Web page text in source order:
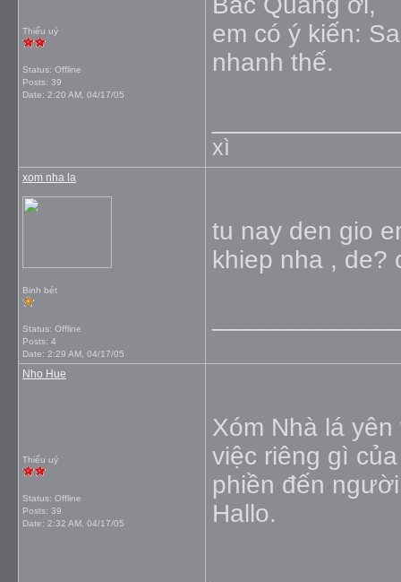
Thiếu uý
Status: Offline
Posts: 39
Date: 2:20 AM, 04/17/05
em có ý kiến:
nhanh thế.
xì
xom nha la
Binh bét
Status: Offline
Posts: 4
Date: 2:29 AM, 04/17/05
tu nay den gio
khiep nha , de?
Nho Hue
Thiếu uý
Status: Offline
Posts: 39
Date: 2:32 AM, 04/17/05
Xóm Nhà lá
việc riêng gì
phiền đến
Hallo.